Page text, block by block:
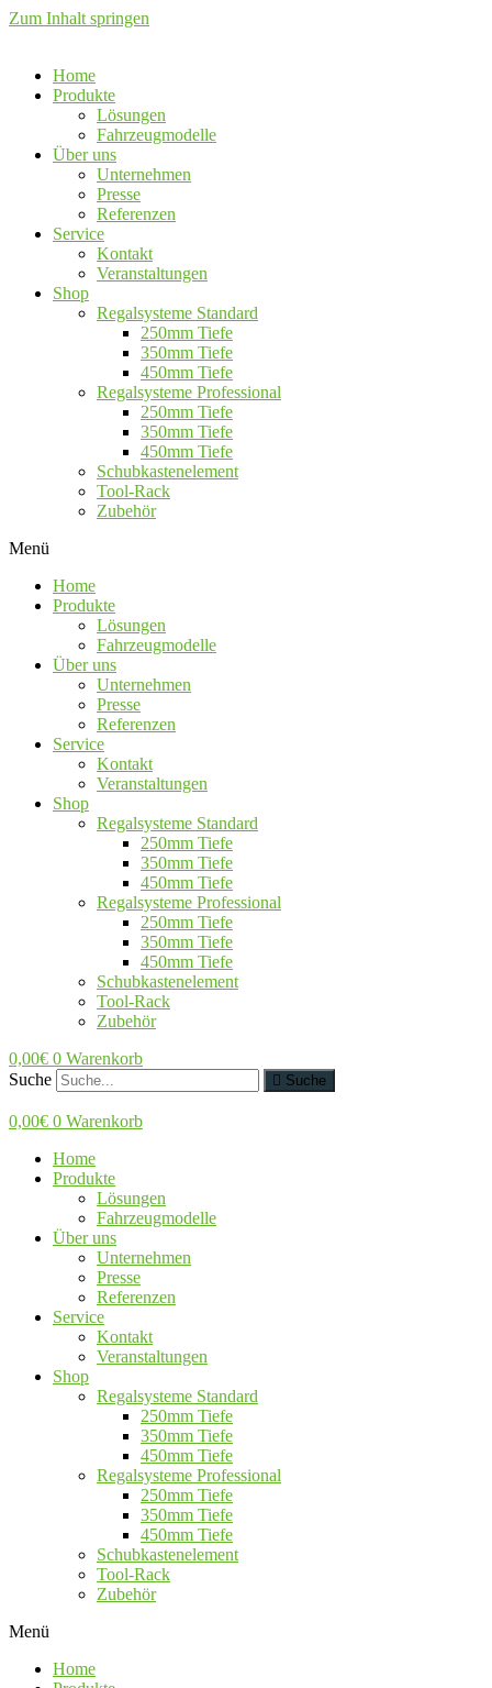
Zum Inhalt springen
Home
Produkte
Lösungen
Fahrzeugmodelle
Über uns
Unternehmen
Presse
Referenzen
Service
Kontakt
Veranstaltungen
Shop
Regalsysteme Standard
250mm Tiefe
350mm Tiefe
450mm Tiefe
Regalsysteme Professional
250mm Tiefe
350mm Tiefe
450mm Tiefe
Schubkastenelement
Tool-Rack
Zubehör
Menü
Home
Produkte
Lösungen
Fahrzeugmodelle
Über uns
Unternehmen
Presse
Referenzen
Service
Kontakt
Veranstaltungen
Shop
Regalsysteme Standard
250mm Tiefe
350mm Tiefe
450mm Tiefe
Regalsysteme Professional
250mm Tiefe
350mm Tiefe
450mm Tiefe
Schubkastenelement
Tool-Rack
Zubehör
0,00€ 0 Warenkorb
Suche
Suche
0,00€ 0 Warenkorb
Home
Produkte
Lösungen
Fahrzeugmodelle
Über uns
Unternehmen
Presse
Referenzen
Service
Kontakt
Veranstaltungen
Shop
Regalsysteme Standard
250mm Tiefe
350mm Tiefe
450mm Tiefe
Regalsysteme Professional
250mm Tiefe
350mm Tiefe
450mm Tiefe
Schubkastenelement
Tool-Rack
Zubehör
Menü
Home